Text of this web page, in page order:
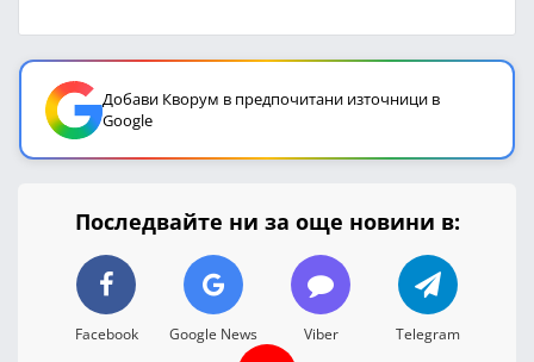
Добави Кворум в предпочитани източници в
Google
Последвайте ни за още новини в:
Facebook Google News Viber Telegram